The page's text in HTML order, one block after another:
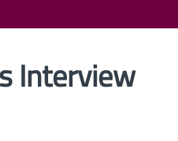
Interview